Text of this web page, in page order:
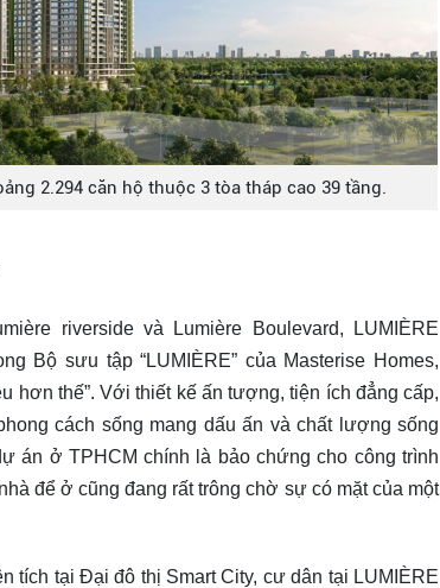
2.294 căn hộ thuộc 3 tòa tháp cao 39 tầng.
riverside và Lumière Boulevard, LUMIÈRE
Bộ sưu tập “LUMIÈRE” của Masterise Homes,
hơn thế”. Với thiết kế ấn tượng, tiện ích đẳng cấp,
cách sống mang dấu ấn và chất lượng sống
án ở TPHCM chính là bảo chứng cho công trình
để ở cũng đang rất trông chờ sự có mặt của một
tích tại Đại đô thị Smart City, cư dân tại LUMIÈRE